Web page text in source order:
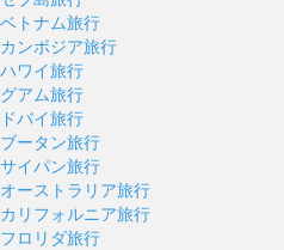
ベトナム旅行
カンボジア旅行
ハワイ旅行
グアム旅行
ドバイ旅行
ブータン旅行
サイパン旅行
オーストラリア旅行
カリフォルニア旅行
フロリダ旅行